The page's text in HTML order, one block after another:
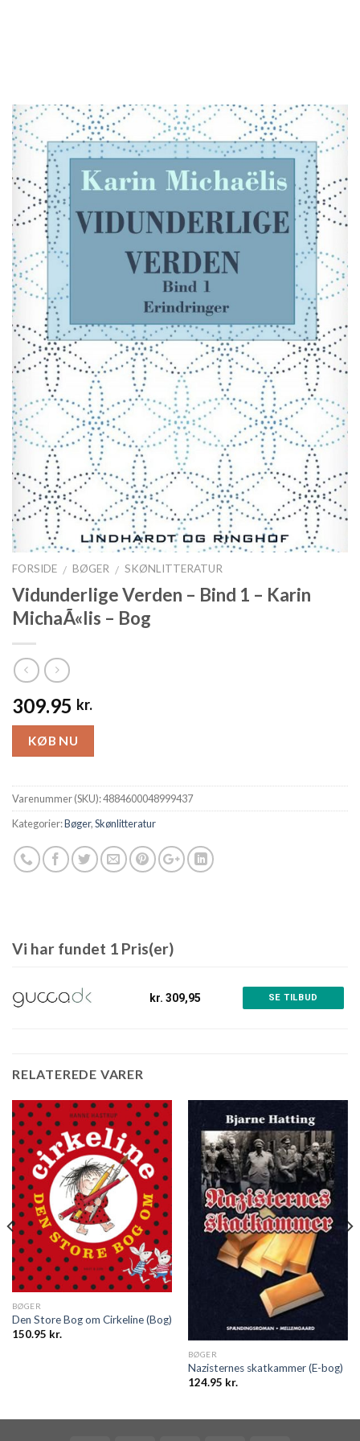
FORSIDE / BØGER / SKØNLITTERATUR
Vidunderlige Verden – Bind 1 – Karin
MichaÃ«lis – Bog
309.95 kr.
KØB NU
Varenummer (SKU):4884600048999437
Kategorier:Bøger,Skønlitteratur
Vi har fundet 1 Pris(er)
kr. 309,95 SE TILBUD
RELATEREDE VARER
BØGER
Den Store Bog om Cirkeline (Bog)
150.95 kr.
BØGER
Nazisternes skatkammer (E-bog)
124.95 kr.